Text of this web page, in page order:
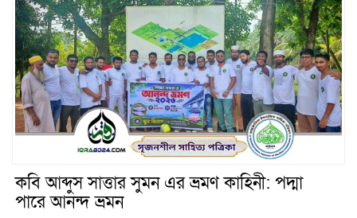
কবি আব্দুস সাত্তার সুমন এর ভ্রমণ কাহিনী: পদ্মা
পারে আনন্দ ভ্রমন